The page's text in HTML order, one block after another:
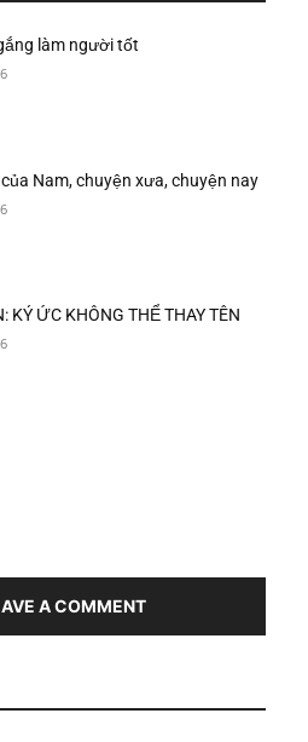
làm người tốt
Nam, chuyện xưa, chuyện nay
KÝ ỨC KHÔNG THỂ THAY TÊN
A COMMENT